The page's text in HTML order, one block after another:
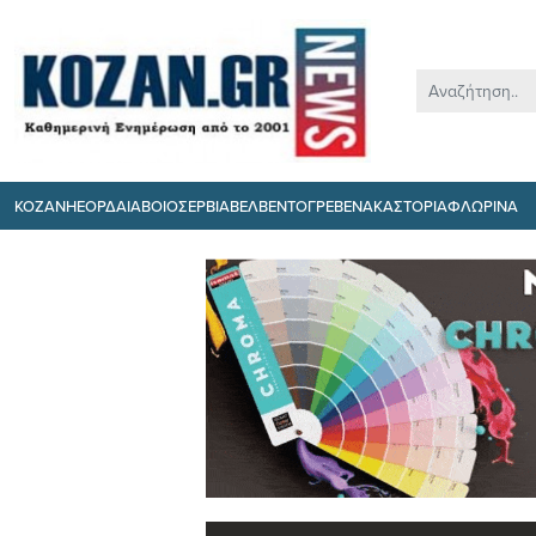
ΚΟΖΑΝΗΕΟΡΔΑΙΑΒΟΙΟΣΕΡΒΙΑΒΕΛΒΕΝΤΟΓΡΕΒΕΝΑΚΑΣΤΟΡΙΑΦΛΩΡΙΝΑ